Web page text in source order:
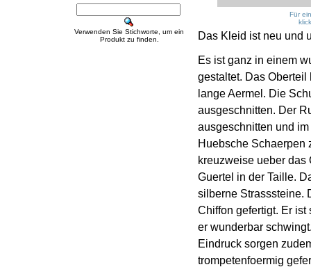
Verwenden Sie Stichworte, um ein
Produkt zu finden.
Für
Das Kleid ist neu und
Es ist ganz in einem
gestaltet. Das
lange Aermel. Die
ausgeschnitten. Der
ausgeschnitten und
Huebsche Schaerpen
kreuzweise ueber
Guertel in der Taille.
silberne Strasssteine.
Chiffon gefertigt. Er
er wunderbar
Eindruck sorgen
trompetenfoermig